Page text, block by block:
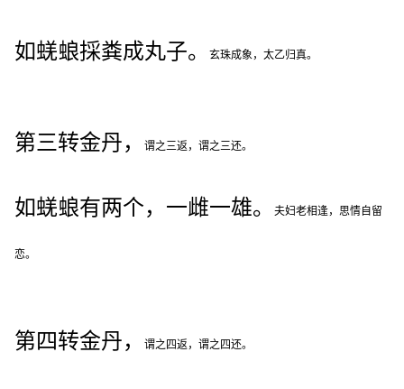
如蜣蜋採粪成丸子。 玄珠成象，太乙归真。
第三转金丹， 谓之三返，谓之三还。
如蜣蜋有两个，一雌一雄。 夫妇老相逢，思情自留
恋。
第四转金丹， 谓之四返，谓之四还。